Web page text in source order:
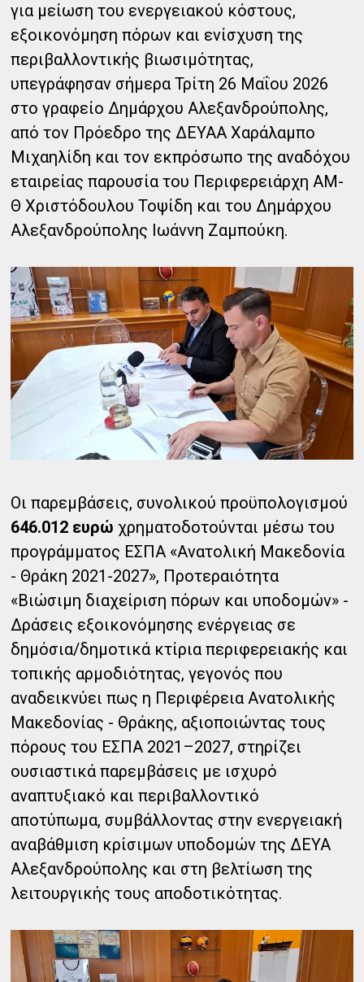
για μείωση του ενεργειακού κόστους,
εξοικονόμηση πόρων και ενίσχυση της
περιβαλλοντικής βιωσιμότητας,
υπεγράφησαν σήμερα Τρίτη 26 Μαΐου 2026
στο γραφείο Δημάρχου Αλεξανδρούπολης,
από τον Πρόεδρο της ΔΕΥΑΑ Χαράλαμπο
Μιχαηλίδη και τον εκπρόσωπο της αναδόχου
εταιρείας παρουσία του Περιφερειάρχη ΑΜ-
Θ Χριστόδουλου Τοψίδη και του Δημάρχου
Αλεξανδρούπολης Ιωάννη Ζαμπούκη.
Οι παρεμβάσεις, συνολικού προϋπολογισμού
646.012 ευρώ χρηματοδοτούνται μέσω του
προγράμματος ΕΣΠΑ «Ανατολική Μακεδονία
- Θράκη 2021-2027», Προτεραιότητα
«Bιώσιμη διαχείριση πόρων και υποδομών» -
Δράσεις εξοικονόμησης ενέργειας σε
δημόσια/δημοτικά κτίρια περιφερειακής και
τοπικής αρμοδιότητας, γεγονός που
αναδεικνύει πως η Περιφέρεια Ανατολικής
Μακεδονίας - Θράκης, αξιοποιώντας τους
πόρους του ΕΣΠΑ 2021–2027, στηρίζει
ουσιαστικά παρεμβάσεις με ισχυρό
αναπτυξιακό και περιβαλλοντικό
αποτύπωμα, συμβάλλοντας στην ενεργειακή
αναβάθμιση κρίσιμων υποδομών της ΔΕΥΑ
Αλεξανδρούπολης και στη βελτίωση της
λειτουργικής τους αποδοτικότητας.